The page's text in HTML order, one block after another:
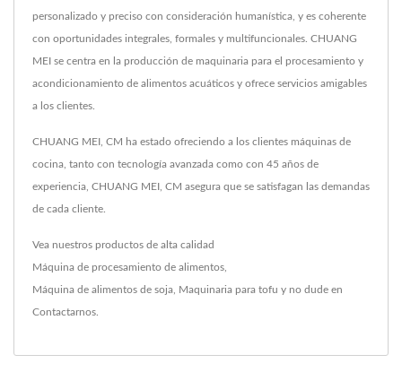
personalizado y preciso con consideración humanística, y es coherente
con oportunidades integrales, formales y multifuncionales. CHUANG
MEI se centra en la producción de maquinaria para el procesamiento y
acondicionamiento de alimentos acuáticos y ofrece servicios amigables
a los clientes.
CHUANG MEI, CM ha estado ofreciendo a los clientes máquinas de
cocina, tanto con tecnología avanzada como con 45 años de
experiencia, CHUANG MEI, CM asegura que se satisfagan las demandas
de cada cliente.
Vea nuestros productos de alta calidad
Máquina de procesamiento de alimentos
Máquina de alimentos de soja Maquinaria para tofu y no dude en
Contactarnos